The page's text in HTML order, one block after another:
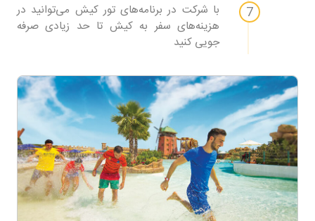
با شرکت در برنامه‌های تور کیش می‌توانید در
هزینه‌های سفر به کیش تا حد زیادی صرفه
جویی کنید